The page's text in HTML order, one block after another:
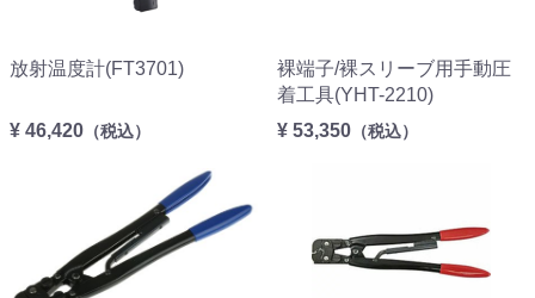
放射温度計(FT3701)
¥ 46,420 （税込）
裸端子/裸スリーブ用手動圧
着工具(YHT-2210)
¥ 53,350 （税込）